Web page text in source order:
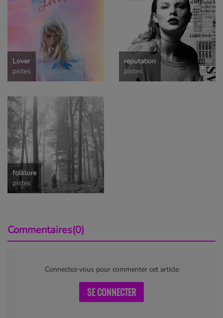
Lover
pistes
reputation
pistes
folklore
pistes
Commentaires(0)
Connectez-vous pour commenter cet article
SE CONNECTER